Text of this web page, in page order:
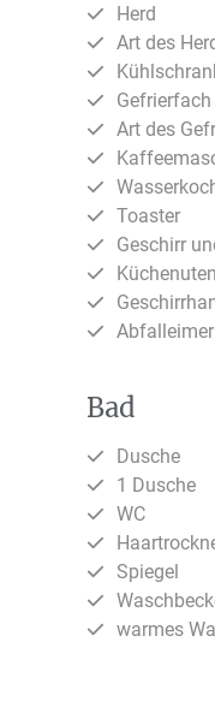
Herd
Art des
Art des
Toaster
Geschirr
Abfalleimer
Bad
Dusche
1 Dusche
WC
Spiegel
warmes